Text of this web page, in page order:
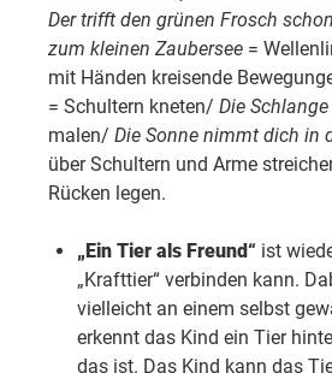
Der trifft den grünen Frosch
zum kleinen Zaubersee =
mit Händen kreisende
= Schultern kneten/ Die
malen/ Die Sonne nimmt dich in
über Schultern und Arme
Rücken legen.
„Ein Tier als Freund“ ist
„Krafttier“ verbinden kann.
vielleicht an einem selbst
erkennt das Kind ein Tier
das ist. Das Kind kann das